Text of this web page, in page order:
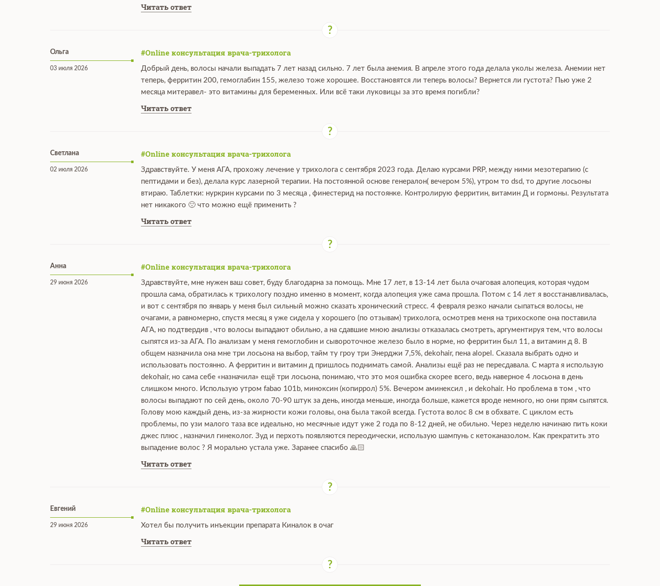
Читать ответ
Ольга
03 июля 2026
#Online консультация врача-трихолога
Добрый день, волосы начали выпадать 7 лет назад сильно. 7 лет была анемия. В апреле этого года делала уколы железа. Анемии нет
теперь, ферритин 200, гемоглабин 155, железо тоже хорошее. Восстановятся ли теперь волосы? Вернется ли густота? Пью уже 2
месяца митеравел- это витамины для беременных. Или всё таки луковицы за это время погибли?
Читать ответ
Светлана
02 июля 2026
#Online консультация врача-трихолога
Здравствуйте. У меня АГА, прохожу лечение у трихолога с сентября 2023 года. Делаю курсами PRP, между ними мезотерапию (с
пептидами и без), делала курс лазерной терапии. На постоянной основе генералон( вечером 5%), утром то dsd, то другие лосьоны
втираю. Таблетки: нуркрин курсами по 3 месяца , финестерид на постоянке. Контролирую ферритин, витамин Д и гормоны. Результата
нет никакого 🙁 что можно ещё применить ?
Читать ответ
Анна
29 июня 2026
#Online консультация врача-трихолога
Здравствуйте, мне нужен ваш совет, буду благодарна за помощь. Мне 17 лет, в 13-14 лет была очаговая алопеция, которая чудом
прошла сама, обратилась к трихологу поздно именно в момент, когда алопеция уже сама прошла. Потом с 14 лет я восстанавливалась,
и вот с сентября по январь у меня был сильный можно сказать хронический стресс. 4 февраля резко начали сыпаться волосы, не
очагами, а равномерно, спустя месяц я уже сидела у хорошего (по отзывам) трихолога, осмотрев меня на трихоскопе она поставила
АГА, но подтвердив , что волосы выпадают обильно, а на сдавшие мною анализы отказалась смотреть, аргументируя тем, что волосы
сыпятся из-за АГА. По анализам у меня гемоглобин и сывороточное железо было в норме, но ферритин был 11, а витамин д 8. В
общем назначила она мне три лосьона на выбор, тайм ту гроу три Энерджи 7,5%, dekohair, пена alopel. Сказала выбрать одно и
использовать постоянно. А ферритин и витамин д пришлось поднимать самой. Анализы ещё раз не пересдавала. С марта я использую
dekohair, но сама себе «назначила» ещё три лосьона, понимаю, что это моя ошибка скорее всего, ведь наверное 4 лосьона в день
слишком много. Использую утром fabao 101b, миноксин (копиррол) 5%. Вечером аминексил , и dekohair. Но проблема в том , что
волосы выпадают по сей день, около 70-90 штук за день, иногда меньше, иногда больше, кажется вроде немного, но они прям сыпятся.
Голову мою каждый день, из-за жирности кожи головы, она была такой всегда. Густота волос 8 см в обхвате. С циклом есть
проблемы, по узи малого таза все идеально, но месячные идут уже 2 года по 8-12 дней, не обильно. Через неделю начинаю пить коки
джес плюс , назначил гинеколог. Зуд и перхоть появляются переодически, использую шампунь с кетоканазолом. Как прекратить это
выпадение волос ? Я морально устала уже. Заранее спасибо 🙏🏻
Читать ответ
Евгений
29 июня 2026
#Online консультация врача-трихолога
Хотел бы получить инъекции препарата Киналок в очаг
Читать ответ